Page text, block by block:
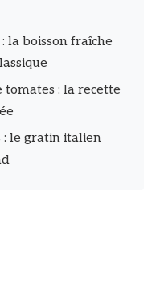
la boisson fraîche
tomates : la recette
: le gratin italien